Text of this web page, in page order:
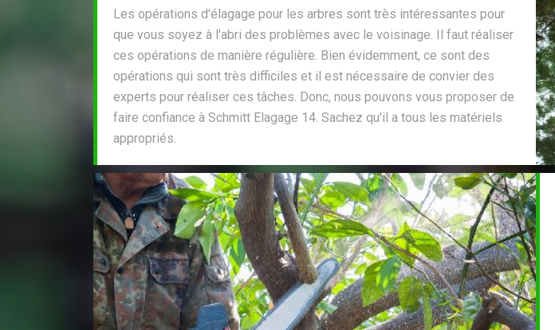
Les opérations d'élagage pour les arbres sont très intéressantes pour
que vous soyez à l'abri des problèmes avec le voisinage. Il faut réaliser
ces opérations de manière régulière. Bien évidemment, ce sont des
opérations qui sont très difficiles et il est nécessaire de convier des
experts pour réaliser ces tâches. Donc, nous pouvons vous proposer de
faire confiance à Schmitt Elagage 14. Sachez qu'il a tous les matériels
appropriés.